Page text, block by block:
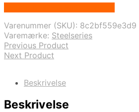
Varenummer (SKU): 8c2bf559e3d9
Varemærke: Steelseries
Previous Product
Next Product
Beskrivelse
Beskrivelse